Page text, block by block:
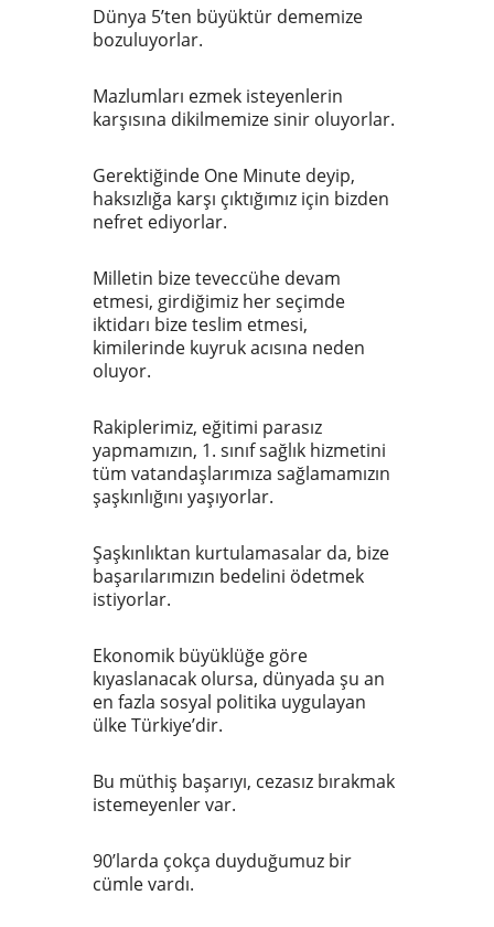
Dünya 5’ten büyüktür dememize
bozuluyorlar.
Mazlumları ezmek isteyenlerin
karşısına dikilmemize sinir oluyorlar.
Gerektiğinde One Minute deyip,
haksızlığa karşı çıktığımız için bizden
nefret ediyorlar.
Milletin bize teveccühe devam
etmesi, girdiğimiz her seçimde
iktidarı bize teslim etmesi,
kimilerinde kuyruk acısına neden
oluyor.
Rakiplerimiz, eğitimi parasız
yapmamızın, 1. sınıf sağlık hizmetini
tüm vatandaşlarımıza sağlamamızın
şaşkınlığını yaşıyorlar.
Şaşkınlıktan kurtulamasalar da, bize
başarılarımızın bedelini ödetmek
istiyorlar.
Ekonomik büyüklüğe göre
kıyaslanacak olursa, dünyada şu an
en fazla sosyal politika uygulayan
ülke Türkiye’dir.
Bu müthiş başarıyı, cezasız bırakmak
istemeyenler var.
90’larda çokça duyduğumuz bir
cümle vardı.